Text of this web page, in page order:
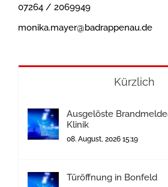
07264 / 2069949
monika.mayer@badrappenau.de
Kürzlich
Ausgelöste
Klinik
08. August, 2026 15:19
Türöffnung in Bonfeld